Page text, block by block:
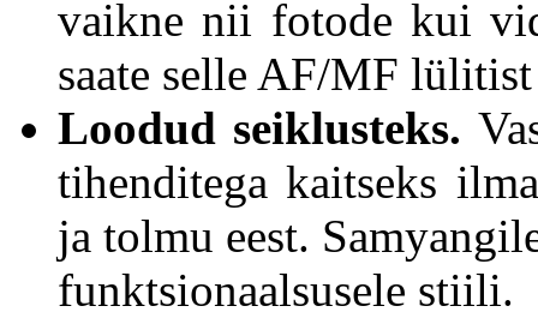
vaikne nii fotode kui
saate selle AF/MF
Loodud seiklusteks.
tihenditega kaitseks
ja tolmu eest.
funktsionaalsusele stiili.